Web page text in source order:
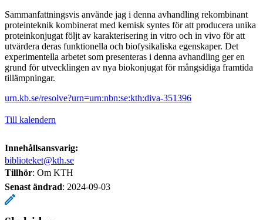
Sammanfattningsvis använde jag i denna avhandling rekombinant
proteinteknik kombinerat med kemisk syntes för att producera unika
proteinkonjugat följt av karakterisering in vitro och in vivo för att
utvärdera deras funktionella och biofysikaliska egenskaper. Det
experimentella arbetet som presenteras i denna avhandling ger en
grund för utvecklingen av nya biokonjugat för mångsidiga framtida
tillämpningar.
urn.kb.se/resolve?urn=urn:nbn:se:kth:diva-351396
Till kalendern
Innehållsansvarig:
biblioteket@kth.se
Tillhör: Om KTH
Senast ändrad: 2024-09-03